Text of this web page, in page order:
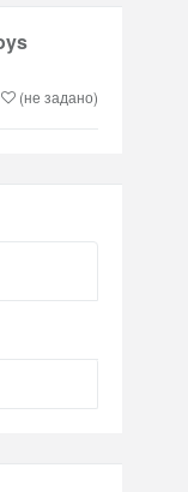
(не задано)